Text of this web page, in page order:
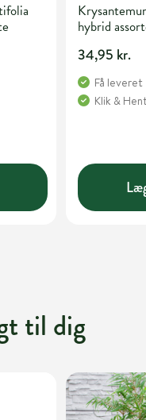
hybrid
34,95 kr.
Få leveret
Klik & Hent
til dig